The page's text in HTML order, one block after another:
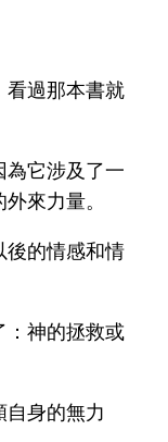
看過那本書就
為它涉及了一
來力量。
後的情感和情
：神的拯救或
自身的無力